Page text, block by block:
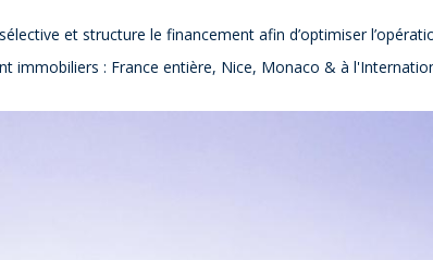
et structure le financement afin d’optimiser
immobiliers : France entière, Nice, Monaco & à